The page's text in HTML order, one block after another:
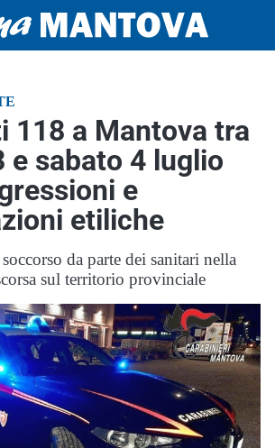
118 a Mantova tra
e sabato 4 luglio
e
etiliche
da parte dei sanitari nella
sul territorio provinciale